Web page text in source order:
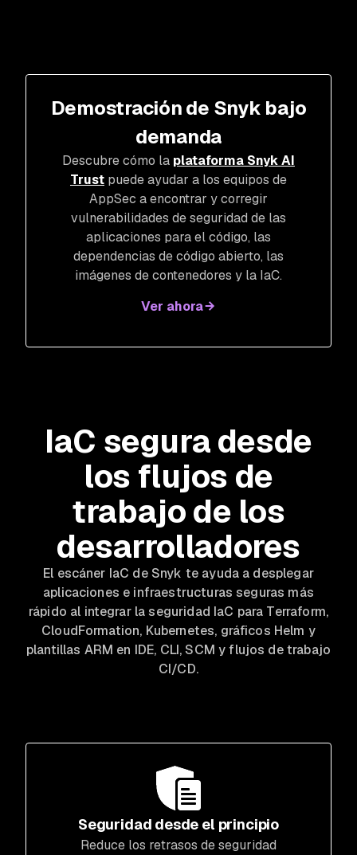
Demostración de Snyk bajo
demanda
Descubre cómo la plataforma Snyk AI
Trust puede ayudar a los equipos de
AppSec a encontrar y corregir
vulnerabilidades de seguridad de las
aplicaciones para el código, las
dependencias de código abierto, las
imágenes de contenedores y la IaC.
Ver ahora
IaC segura desde
los flujos de
trabajo de los
desarrolladores
El escáner IaC de Snyk te ayuda a desplegar
aplicaciones e infraestructuras seguras más
rápido al integrar la seguridad IaC para Terraform,
CloudFormation, Kubernetes, gráficos Helm y
plantillas ARM en IDE, CLI, SCM y flujos de trabajo
CI/CD.
Seguridad desde el principio
Reduce los retrasos de seguridad